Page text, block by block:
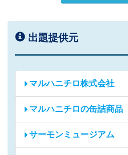
出題提供元
マルハニチロ株式会社
マルハニチロの缶詰商品
サーモンミュージアム